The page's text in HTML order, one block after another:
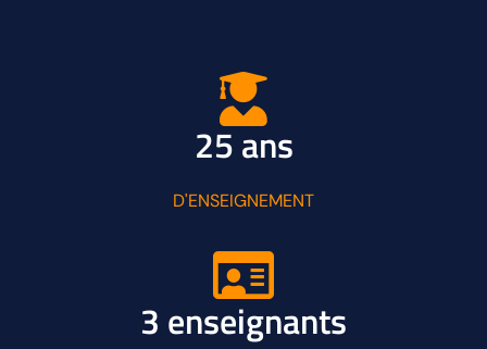
25 ans
D'ENSEIGNEMENT
3 enseignants